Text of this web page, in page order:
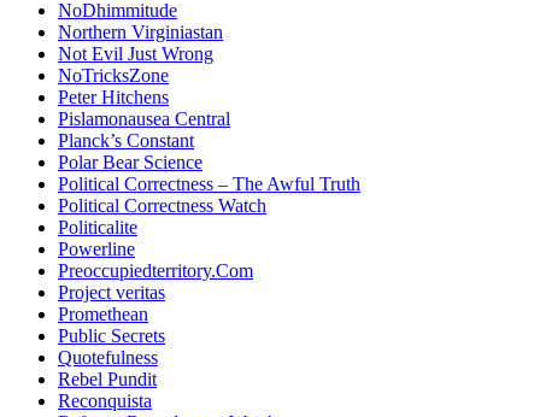
NoDhimmitude
Northern Virginiastan
Not Evil Just Wrong
NoTricksZone
Peter Hitchens
Pislamonausea Central
Planck’s Constant
Polar Bear Science
Political Correctness – The Awful Truth
Political Correctness Watch
Politicalite
Powerline
Preoccupiedterritory.Com
Project veritas
Promethean
Public Secrets
Quotefulness
Rebel Pundit
Reconquista